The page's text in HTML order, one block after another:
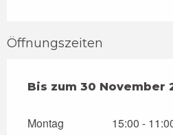
Öffnungszeiten
vom1 März 2026bis
Bis zum 30 November
Montag 15:00 -